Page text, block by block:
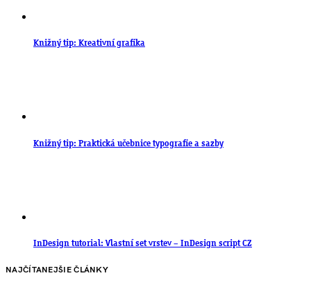
Knižný tip: Kreativní grafika
Knižný tip: Praktická učebnice typografie a sazby
InDesign tutorial: Vlastní set vrstev – InDesign script CZ
NAJČÍTANEJŠIE ČLÁNKY